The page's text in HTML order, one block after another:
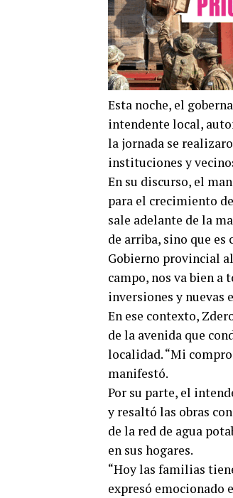
Esta noche, el
intendente local,
la jornada se
instituciones y
En su discurso, el
para el crecimiento
sale adelante de la
de arriba, sino que
Gobierno provincial
campo, nos va bien a
inversiones y nuevas
En ese contexto,
de la avenida que
localidad. “Mi
manifestó.
Por su parte, el
y resaltó las obras
de la red de agua
en sus hogares.
“Hoy las familias
expresó emocionado